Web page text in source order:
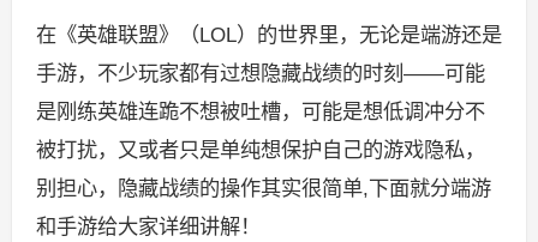
在《英雄联盟》（LOL）的世界里，无论是端游还是
手游，不少玩家都有过想隐藏战绩的时刻——可能
是刚练英雄连跪不想被吐槽，可能是想低调冲分不
被打扰，又或者只是单纯想保护自己的游戏隐私，
别担心，隐藏战绩的操作其实很简单,下面就分端游
和手游给大家详细讲解！